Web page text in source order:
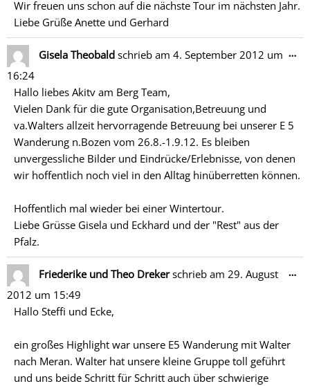
Wir freuen uns schon auf die nächste Tour im nächsten Jahr.
Liebe Grüße Anette und Gerhard
Gisela Theobald schrieb am 4. September 2012 um
16:24
Hallo liebes Akitv am Berg Team,
Vielen Dank für die gute Organisation,Betreuung und
va.Walters allzeit hervorragende Betreuung bei unserer E 5
Wanderung n.Bozen vom 26.8.-1.9.12. Es bleiben
unvergessliche Bilder und Eindrücke/Erlebnisse, von denen
wir hoffentlich noch viel in den Alltag hinüberretten können.
Hoffentlich mal wieder bei einer Wintertour.
Liebe Grüsse Gisela und Eckhard und der "Rest" aus der
Pfalz.
…
Friederike und Theo Drekerschrieb am 29. August
2012 um 15:49
Hallo Steffi und Ecke,
ein großes Highlight war unsere E5 Wanderung mit Walter
nach Meran. Walter hat unsere kleine Gruppe toll geführt
und uns beide Schritt für Schritt auch über schwierige
…